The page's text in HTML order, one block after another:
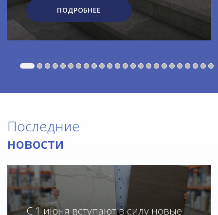
ПОДРОБНЕЕ
Последние
новости
С 1 июня вступают в силу новые